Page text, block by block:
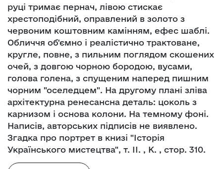
руці тримає пернач, лівою стискає
хрестоподібний, оправлений в золото з
червоним коштовним камінням, ефес шаблі.
Обличчя об'ємно і реалістично трактоване,
кругле, повне, з пильним поглядом скошених
очей, з довгою чорною бородою, вусами,
голова голена, з спущеним наперед пишним
чорним "оселедцем". На другому плані зліва
архітектурна ренесансна деталь: цоколь з
карнизом і основа колони. На темному фоні.
Написів, авторських підписів не виявлено.
Згадка про портрет в книзі "Історія
Українського мистецтва", т. ІІ. , К. , стор. 310.